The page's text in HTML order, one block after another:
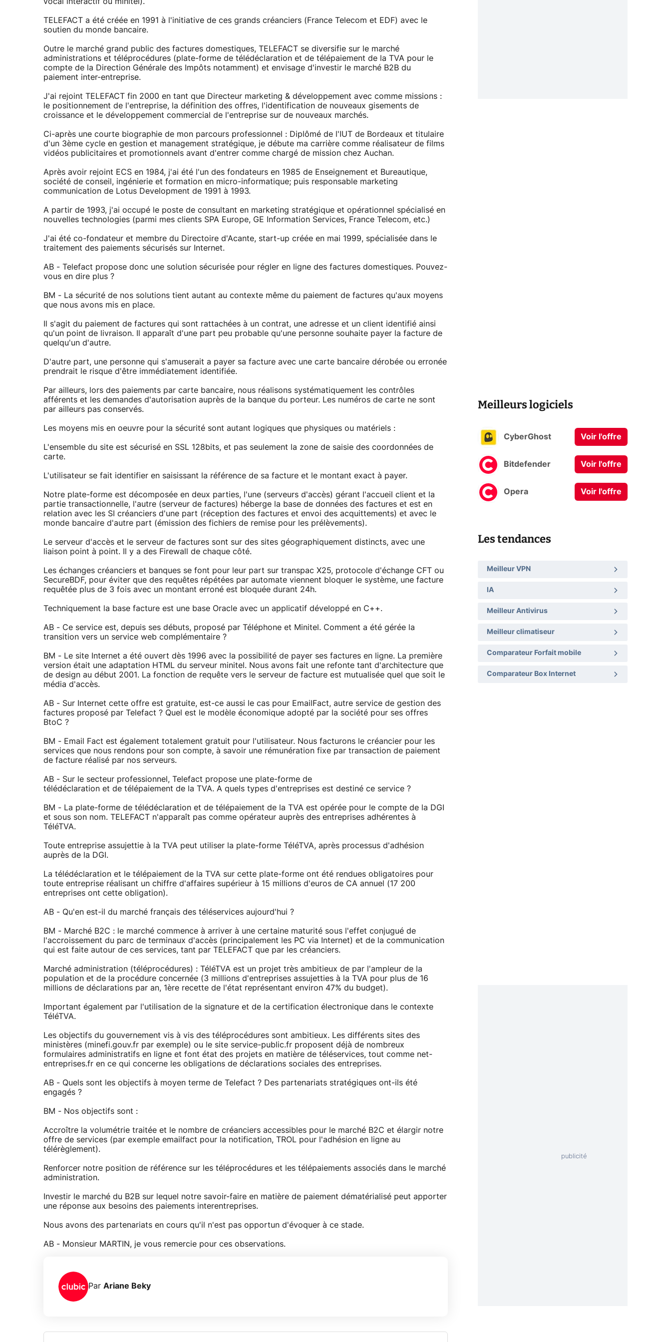
TELEFACT a été créée en 1991 à l'initiative de ces grands créanciers (France Telecom et EDF) avec le
soutien du monde bancaire.
Outre le marché grand public des factures domestiques, TELEFACT se diversifie sur le marché
administrations et téléprocédures (plate-forme de télédéclaration et de télépaiement de la TVA pour le
compte de la Direction Générale des Impôts notamment) et envisage d'investir le marché B2B du
paiement inter-entreprise.
J'ai rejoint TELEFACT fin 2000 en tant que Directeur marketing & développement avec comme missions :
le positionnement de l'entreprise, la définition des offres, l'identification de nouveaux gisements de
croissance et le développement commercial de l'entreprise sur de nouveaux marchés.
Ci-après une courte biographie de mon parcours professionnel : Diplômé de l'IUT de Bordeaux et titulaire
d'un 3ème cycle en gestion et management stratégique, je débute ma carrière comme réalisateur de films
vidéos publicitaires et promotionnels avant d'entrer comme chargé de mission chez Auchan.
Après avoir rejoint ECS en 1984, j'ai été l'un des fondateurs en 1985 de Enseignement et Bureautique,
société de conseil, ingénierie et formation en micro-informatique; puis responsable marketing
communication de Lotus Development de 1991 à 1993.
A partir de 1993, j'ai occupé le poste de consultant en marketing stratégique et opérationnel spécialisé en
nouvelles technologies (parmi mes clients SPA Europe, GE Information Services, France Telecom, etc.)
J'ai été co-fondateur et membre du Directoire d'Acante, start-up créée en mai 1999, spécialisée dans le
traitement des paiements sécurisés sur Internet.
AB - Telefact propose donc une solution sécurisée pour régler en ligne des factures domestiques. Pouvez-
vous en dire plus ?
BM - La sécurité de nos solutions tient autant au contexte même du paiement de factures qu'aux moyens
que nous avons mis en place.
Il s'agit du paiement de factures qui sont rattachées à un contrat, une adresse et un client identifié ainsi
qu'un point de livraison. Il apparaît d'une part peu probable qu'une personne souhaite payer la facture de
quelqu'un d'autre.
D'autre part, une personne qui s'amuserait a payer sa facture avec une carte bancaire dérobée ou erronée
prendrait le risque d'être immédiatement identifiée.
Par ailleurs, lors des paiements par carte bancaire, nous réalisons systématiquement les contrôles
afférents et les demandes d'autorisation auprès de la banque du porteur. Les numéros de carte ne sont
par ailleurs pas conservés.
Les moyens mis en oeuvre pour la sécurité sont autant logiques que physiques ou matériels :
L'ensemble du site est sécurisé en SSL 128bits, et pas seulement la zone de saisie des coordonnées de
carte.
L'utilisateur se fait identifier en saisissant la référence de sa facture et le montant exact à payer.
Notre plate-forme est décomposée en deux parties, l'une (serveurs d'accès) gérant l'accueil client et la
partie transactionnelle, l'autre (serveur de factures) héberge la base de données des factures et est en
relation avec les SI créanciers d'une part (réception des factures et envoi des acquittements) et avec le
monde bancaire d'autre part (émission des fichiers de remise pour les prélèvements).
Le serveur d'accès et le serveur de factures sont sur des sites géographiquement distincts, avec une
liaison point à point. Il y a des Firewall de chaque côté.
Les échanges créanciers et banques se font pour leur part sur transpac X25, protocole d'échange CFT ou
SecureBDF, pour éviter que des requêtes répétées par automate viennent bloquer le système, une facture
requêtée plus de 3 fois avec un montant erroné est bloquée durant 24h.
Techniquement la base facture est une base Oracle avec un applicatif développé en C++.
AB - Ce service est, depuis ses débuts, proposé par Téléphone et Minitel. Comment a été gérée la
transition vers un service web complémentaire ?
BM - Le site Internet a été ouvert dès 1996 avec la possibilité de payer ses factures en ligne. La première
version était une adaptation HTML du serveur minitel. Nous avons fait une refonte tant d'architecture que
de design au début 2001. La fonction de requête vers le serveur de facture est mutualisée quel que soit le
média d'accès.
AB - Sur Internet cette offre est gratuite, est-ce aussi le cas pour EmailFact, autre service de gestion des
factures proposé par Telefact ? Quel est le modèle économique adopté par la société pour ses offres
BtoC ?
BM - Email Fact est également totalement gratuit pour l'utilisateur. Nous facturons le créancier pour les
services que nous rendons pour son compte, à savoir une rémunération fixe par transaction de paiement
de facture réalisé par nos serveurs.
AB - Sur le secteur professionnel, Telefact propose une plate-forme de
télédéclaration et de télépaiement de la TVA. A quels types d'entreprises est destiné ce service ?
BM - La plate-forme de télédéclaration et de télépaiement de la TVA est opérée pour le compte de la DGI
et sous son nom. TELEFACT n'apparaît pas comme opérateur auprès des entreprises adhérentes à
TéléTVA.
Toute entreprise assujettie à la TVA peut utiliser la plate-forme TéléTVA, après processus d'adhésion
auprès de la DGI.
La télédéclaration et le télépaiement de la TVA sur cette plate-forme ont été rendues obligatoires pour
toute entreprise réalisant un chiffre d'affaires supérieur à 15 millions d'euros de CA annuel (17 200
entreprises ont cette obligation).
AB - Qu'en est-il du marché français des téléservices aujourd'hui ?
BM - Marché B2C : le marché commence à arriver à une certaine maturité sous l'effet conjugué de
l'accroissement du parc de terminaux d'accès (principalement les PC via Internet) et de la communication
qui est faite autour de ces services, tant par TELEFACT que par les créanciers.
Marché administration (téléprocédures) : TéléTVA est un projet très ambitieux de par l'ampleur de la
population et de la procédure concernée (3 millions d'entreprises assujetties à la TVA pour plus de 16
millions de déclarations par an, 1ère recette de l'état représentant environ 47% du budget).
Important également par l'utilisation de la signature et de la certification électronique dans le contexte
TéléTVA.
Les objectifs du gouvernement vis à vis des téléprocédures sont ambitieux. Les différents sites des
ministères (minefi.gouv.fr par exemple) ou le site service-public.fr proposent déjà de nombreux
formulaires administratifs en ligne et font état des projets en matière de téléservices, tout comme net-
entreprises.fr en ce qui concerne les obligations de déclarations sociales des entreprises.
AB - Quels sont les objectifs à moyen terme de Telefact ? Des partenariats stratégiques ont-ils été
engagés ?
BM - Nos objectifs sont :
Accroître la volumétrie traitée et le nombre de créanciers accessibles pour le marché B2C et élargir notre
offre de services (par exemple emailfact pour la notification, TROL pour l'adhésion en ligne au
télérèglement).
Renforcer notre position de référence sur les téléprocédures et les télépaiements associés dans le marché
administration.
Investir le marché du B2B sur lequel notre savoir-faire en matière de paiement dématérialisé peut apporter
une réponse aux besoins des paiements interentreprises.
Nous avons des partenariats en cours qu'il n'est pas opportun d'évoquer à ce stade.
AB - Monsieur MARTIN, je vous remercie pour ces observations.
Par Ariane Beky
Meilleurs logiciels
CyberGhost Voir l'offre
Bitdefender Voir l'offre
Opera Voir l'offre
Les tendances
Meilleur VPN
IA
Meilleur Antivirus
Meilleur climatiseur
Comparateur Forfait mobile
Comparateur Box Internet